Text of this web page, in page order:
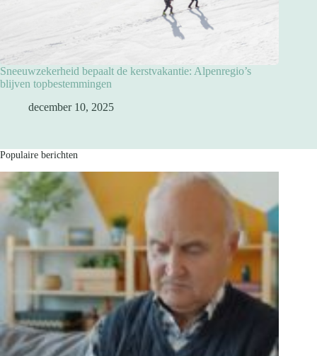
Sneeuwzekerheid bepaalt de kerstvakantie: Alpenregio’s
blijven topbestemmingen
december 10, 2025
Populaire berichten